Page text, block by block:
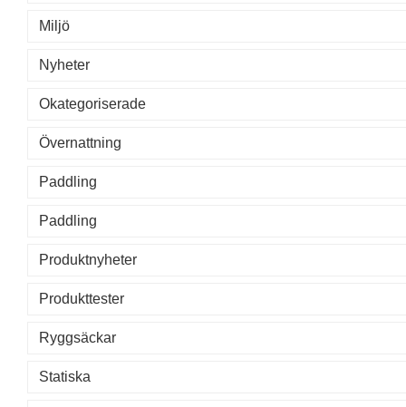
Miljö
Nyheter
Okategoriserade
Övernattning
Paddling
Paddling
Produktnyheter
Produkttester
Ryggsäckar
Statiska